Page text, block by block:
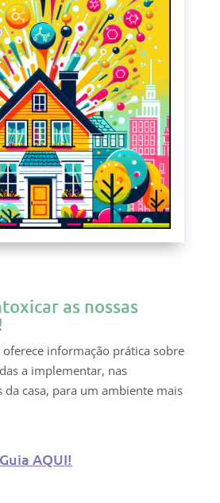
as nossas
oferece informação prática sobre
a implementar, nas
da casa, para um ambiente mais
AQUI!